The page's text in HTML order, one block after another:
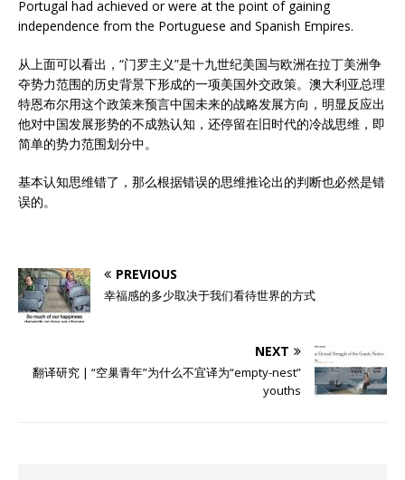
Portugal had achieved or were at the point of gaining
independence from the Portuguese and Spanish Empires.
从上面可以看出，“门罗主义”是十九世纪美国与欧洲在拉丁美洲争
夺势力范围的历史背景下形成的一项美国外交政策。澳大利亚总理
特恩布尔用这个政策来预言中国未来的战略发展方向，明显反应出
他对中国发展形势的不成熟认知，还停留在旧时代的冷战思维，即
简单的势力范围划分中。
基本认知思维错了，那么根据错误的思维推论出的判断也必然是错
误的。
PREVIOUS
幸福感的多少取决于我们看待世界的方式
NEXT
翻译研究 | “空巢青年”为什么不宜译为“empty-nest”
youths